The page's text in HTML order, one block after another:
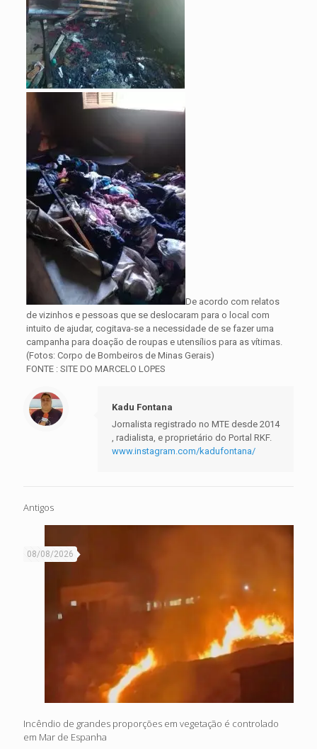
De acordo com relatos
de vizinhos e pessoas que se deslocaram para o local com
intuito de ajudar, cogitava-se a necessidade de se fazer uma
campanha para doação de roupas e utensílios para as vítimas.
(Fotos: Corpo de Bombeiros de Minas Gerais)
FONTE : SITE DO MARCELO LOPES
Kadu Fontana
Jornalista registrado no MTE desde 2014
, radialista, e proprietário do Portal RKF.
www.instagram.com/kadufontana/
Antigos
08/08/2026
Incêndio de grandes proporções em vegetação é controlado
em Mar de Espanha